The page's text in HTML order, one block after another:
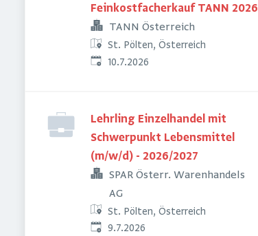
Feinkostfacherkauf TANN 2026
TANN Österreich
St. Pölten, Österreich
Veröffentlicht
10.7.2026
Lehrling Einzelhandel mit
Schwerpunkt Lebensmittel
(m/w/d) - 2026/2027
SPAR Österr. Warenhandels
AG
St. Pölten, Österreich
Veröffentlicht
9.7.2026